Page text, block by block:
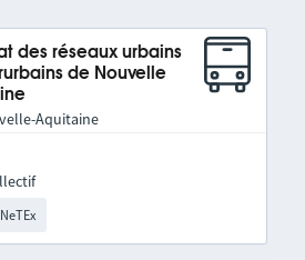
des réseaux urbains
de Nouvelle
Aquitaine
NeTEx